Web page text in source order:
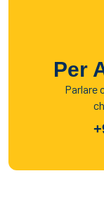
Per
Parlare